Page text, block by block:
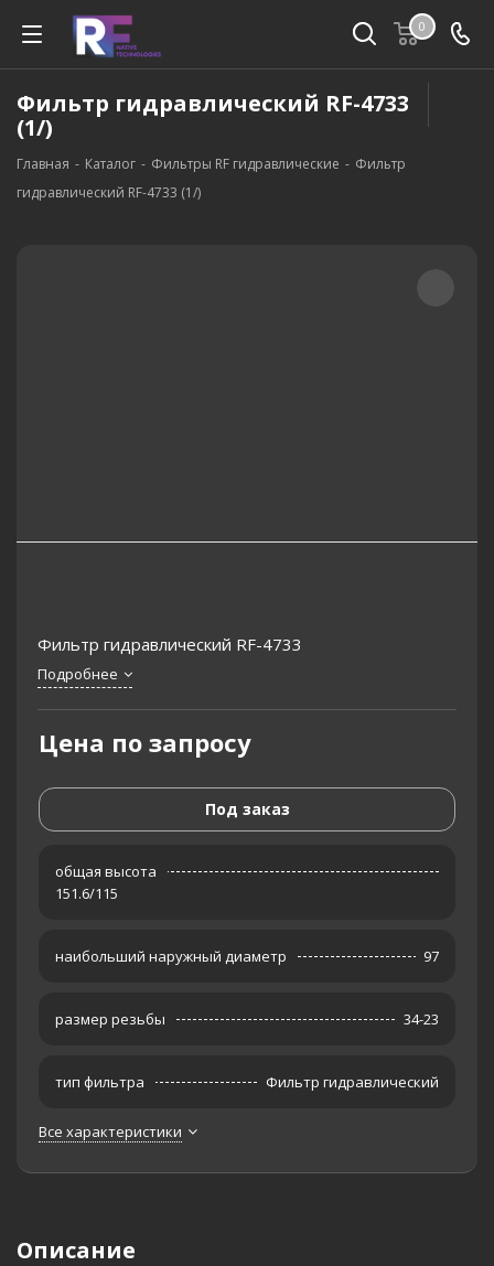
0
Фильтр гидравлический RF-4733
(1/)
Главная - Каталог - Фильтры RF гидравлические - Фильтр
гидравлический RF-4733 (1/)
Фильтр гидравлический RF-4733
Подробнее
Цена по запросу
Под заказ
общая высота
151.6/115
наибольший наружный диаметр 97
размер резьбы 34-23
тип фильтра Фильтр гидравлический
Все характеристики
Описание